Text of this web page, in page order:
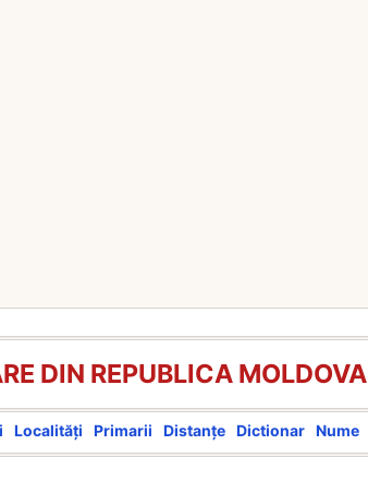
DIN REPUBLICA MOLDOVA
Localități Primarii Distanțe Dictionar Nume